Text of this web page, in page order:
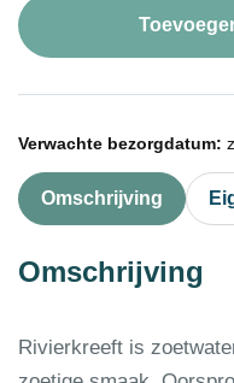
aantal
Verwachte bezorgdatum:
Omschrijving
Omschrijving
Rivierkreeft is